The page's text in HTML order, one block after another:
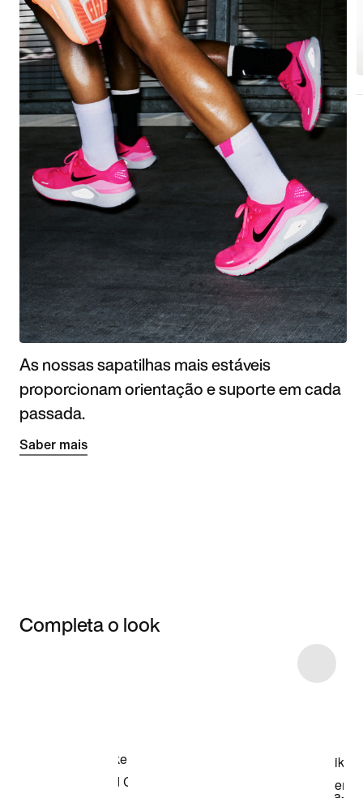
As nossas sapatilhas mais estáveis
proporcionam orientação e suporte em cada
passada.
Saber mais
Completa o look